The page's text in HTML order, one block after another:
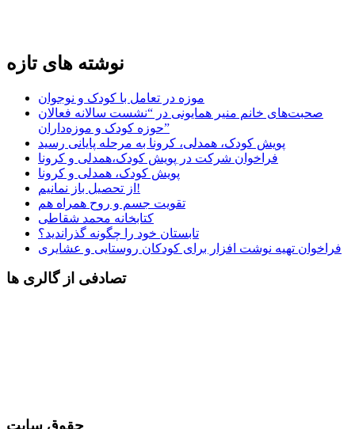
نوشته های تازه
موزه در تعامل با کودک و نوجوان
صحبت‌های خانم منیر همایونی در “نشست سالانه فعالان
حوزه کودک و موزه‌داران”
پویش کودک، همدلی، کرونا به مرحله پایانی رسید
فراخوان شرکت در پویش کودک،همدلی و کرونا
پویش کودک، همدلی و کرونا
از تحصیل باز نمانیم!
تقویت جسم و روح همراه هم
کتابخانه محمد شقاطی
تابستان خود را چگونه گذراندید؟
فراخوان تهیه نوشت افزار برای کودکان روستایی و عشایری
تصادفی از گالری ها
حقوق سایت